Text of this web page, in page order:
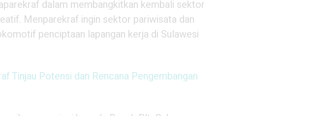
dalam membangkitkan kembali sektor
Menparekraf ingin sektor pariwisata dan
penciptaan lapangan kerja di Sulawesi
Tinjau Potensi dan Rencana Pengembangan